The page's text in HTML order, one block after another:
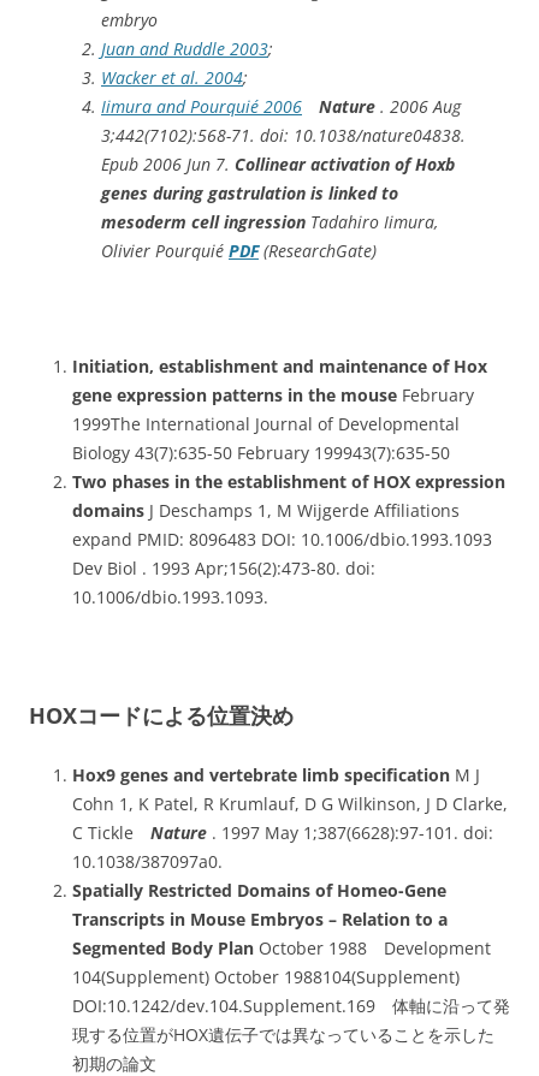
embryo
Juan and Ruddle 2003;
Wacker et al. 2004;
Iimura and Pourquié 2006
Nature . 2006 Aug
3;442(7102):568-71. doi: 10.1038/nature04838.
Epub 2006 Jun 7. Collinear activation of Hoxb
genes during gastrulation is linked to
mesoderm cell ingression Tadahiro Iimura,
Olivier Pourquié PDF(ResearchGate)
Initiation, establishment and maintenance of Hox
gene expression patterns in the mouse February
1999The International Journal of Developmental
Biology 43(7):635-50 February 199943(7):635-50
Two phases in the establishment of HOX expression
domains J Deschamps 1, M Wijgerde Affiliations
expand PMID: 8096483 DOI: 10.1006/dbio.1993.1093
Dev Biol . 1993 Apr;156(2):473-80. doi:
10.1006/dbio.1993.1093.
HOXコードによる位置決め
Hox9 genes and vertebrate limb specification M J
Cohn 1, K Patel, R Krumlauf, D G Wilkinson, J D Clarke,
C Tickle Nature . 1997 May 1;387(6628):97-101. doi:
10.1038/387097a0.
Spatially Restricted Domains of Homeo-Gene
Transcripts in Mouse Embryos – Relation to a
Segmented Body Plan October 1988 Development
104(Supplement) October 1988104(Supplement)
DOI:10.1242/dev.104.Supplement.169 体軸に沿って発
現する位置がHOX遺伝子では異なっていることを示した
初期の論文